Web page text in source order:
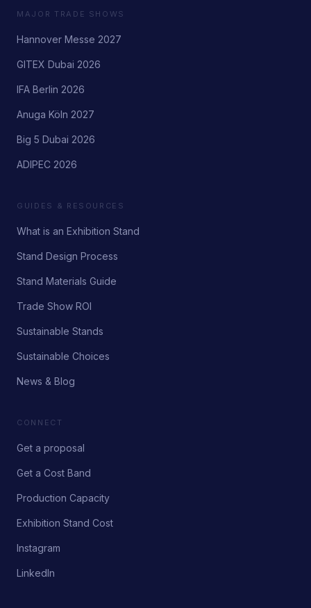
MAJOR TRADE SHOWS
Hannover Messe 2027
GITEX Dubai 2026
IFA Berlin 2026
Anuga Köln 2027
Big 5 Dubai 2026
ADIPEC 2026
GUIDES & RESOURCES
What is an Exhibition Stand
Stand Design Process
Stand Materials Guide
Trade Show ROI
Sustainable Stands
Sustainable Choices
News & Blog
CONNECT
Get a proposal
Get a Cost Band
Production Capacity
Exhibition Stand Cost
Instagram
LinkedIn